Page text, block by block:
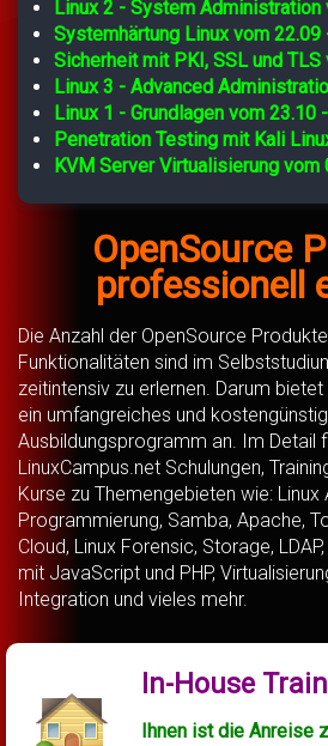
Linux 2 - System Administration
Systemhärtung Linux vom 22.09
Sicherheit mit PKI, SSL und
Linux 3 - Advanced
Linux 1 - Grundlagen vom 23.10
Penetration Testing mit Kali
KVM Server Virtualisierung vom
OpenSource
professionell
Die Anzahl der OpenSource
Funktionalitäten sind im
zeitintensiv zu erlernen. Darum
ein umfangreiches und
Ausbildungsprogramm an. Im Detail
LinuxCampus.net Schulungen,
Kurse zu Themengebieten wie:
Programmierung, Samba, Apache,
Cloud, Linux Forensic, Storage,
mit JavaScript und PHP,
Integration und vieles mehr.
In-House
Ihnen ist die Anreise